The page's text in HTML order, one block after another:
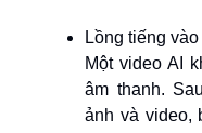
Lồng tiếng
Một video AI
âm thanh.
ảnh và video,